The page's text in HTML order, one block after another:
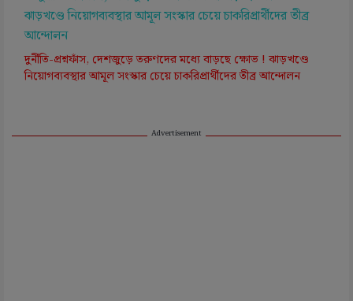
দুর্নীতি-প্রশ্নফাঁস, দেশজুড়ে তরুণদের মধ্যে বাড়ছে ক্ষোভ ! ঝাড়খণ্ডে
নিয়োগব্যবস্থার আমূল সংস্কার চেয়ে চাকরিপ্রার্থীদের তীব্র আন্দোলন
Advertisement